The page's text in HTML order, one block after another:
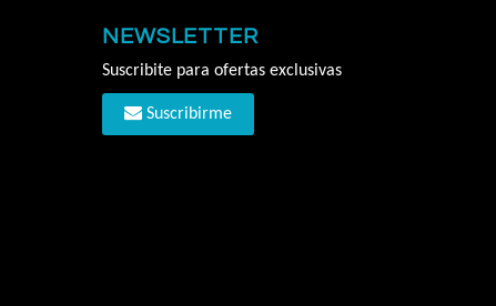
NEWSLETTER
Suscribite para ofertas exclusivas
Suscribirme